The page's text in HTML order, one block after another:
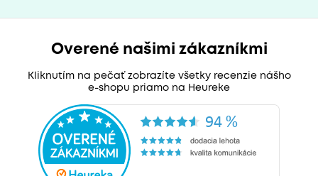
Overené našimi zákazníkmi
Kliknutím na pečať zobrazíte všetky recenzie nášho
e-shopu priamo na Heureke